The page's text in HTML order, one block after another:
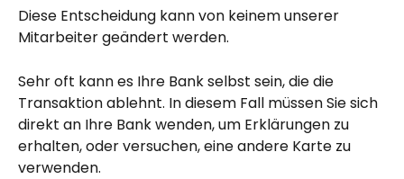
Diese Entscheidung kann von keinem unserer
Mitarbeiter geändert werden.
Sehr oft kann es Ihre Bank selbst sein, die die
Transaktion ablehnt. In diesem Fall müssen Sie sich
direkt an Ihre Bank wenden, um Erklärungen zu
erhalten, oder versuchen, eine andere Karte zu
verwenden.